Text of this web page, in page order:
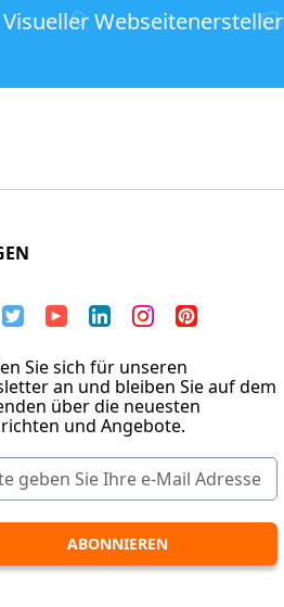
Visueller Webseitenersteller
Sie sich für unseren
an und bleiben Sie auf dem
über die neuesten
und Angebote.